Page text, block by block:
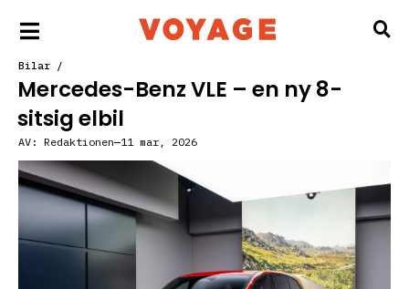
Bilar /
Mercedes-Benz VLE – en ny 8-
sitsig elbil
AV: Redaktionen 11 mar, 2026